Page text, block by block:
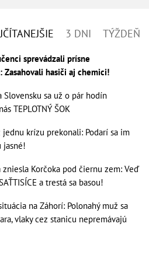
3 DNI TÝŽDEŇ
sprevádzali prísne
hasiči aj chemici!
sa už o pár hodín
TEPLOTNÝ ŠOK
krízu prekonali: Podarí sa im
jasné!
Korčoka pod čiernu zem: Veď
a trestá sa basou!
na Záhorí: Polonahý muž sa
vlaky cez stanicu nepremávajú